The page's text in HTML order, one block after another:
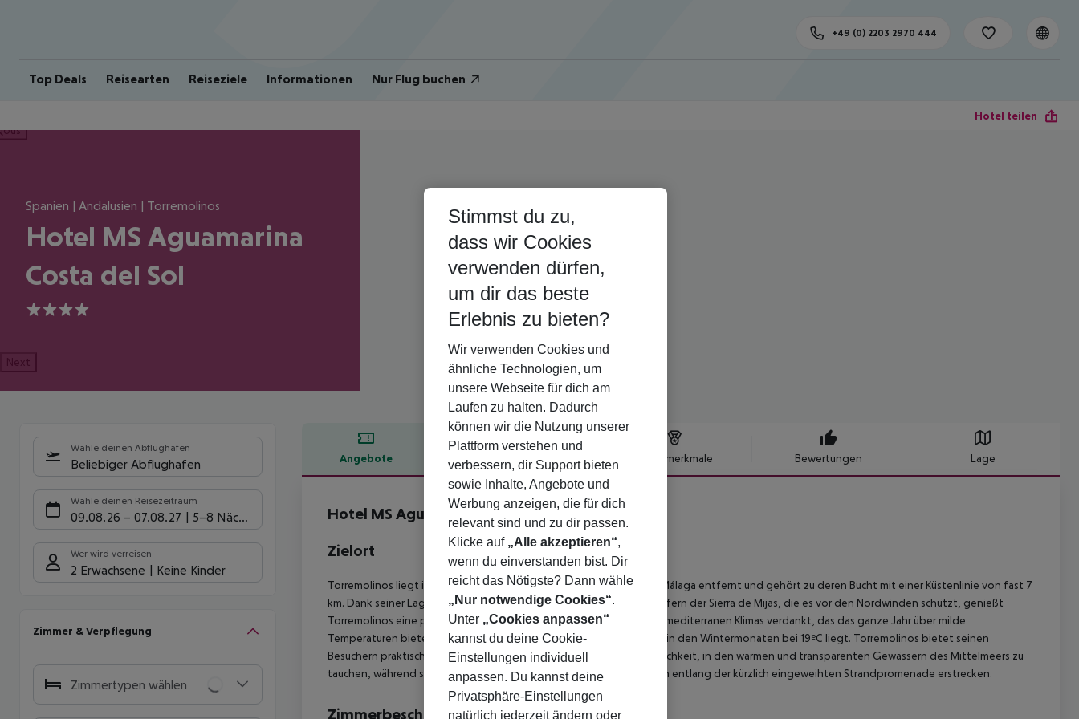
Top Deals Reisearten Reiseziele Informationen Nur Flug buchen
+49 (0) 2203 2970 444
Hotel teilen
Spanien | Andalusien | Torremolinos
Hotel MS Aguamarina
Costa del Sol
4
Next
Wähle deinen Abflughafen
Beliebiger Abflughafen
Wähle deinen Reisezeitraum
09.08.26 – 07.08.27 5-8 Nächte
Wer wird verreisen
2 Erwachsene Keine Kinder
Zimmer & Verpflegung
Zimmertypen wählen
Angebote Hotelbeschreibung Hotelmerkmale Bewertungen Lage
Hotelbeschreibung
Hotel MS Aguamarina Costa del Sol
4
Zielort
Torremolinos liegt im Herzen der Costa del Sol, 2 km von der Stadt Málaga entfernt und gehört zu deren Bucht mit einer Küstenlinie von fast 7
km. Dank seiner Lage zwischen der Bucht von Málaga und den Ausläufern der Sierra de Mijas, die es vor den Nordwinden schützt, genießt
Torremolinos eine privilegierte Lage, der es die Güte seines typisch mediterranen Klimas verdankt, das das ganze Jahr über milde
Temperaturen bietet, wobei die durchschnittliche Tagestemperatur in den Wintermonaten bei 19ºC liegt. Torremolinos bietet seinen
Besuchern praktisch während der zwölf Monate des Jahres die Möglichkeit, in den warmen und transparenten Gewässern des Mittelmeers zu
tauchen, während sie die Ausstattung der Strände genießen, die sich entlang der kürzlich eingeweihten Strandpromenade erstrecken.
Zimmerbeschreibung
Stimmst du zu,
dass wir Cookies
verwenden dürfen,
um dir das beste
Erlebnis zu bieten?
Wir verwenden Cookies und
ähnliche Technologien, um
unsere Webseite für dich am
Laufen zu halten. Dadurch
können wir die Nutzung unserer
Plattform verstehen und
verbessern, dir Support bieten
sowie Inhalte, Angebote und
Werbung anzeigen, die für dich
relevant sind und zu dir passen.
Klicke auf „Alle akzeptieren“,
wenn du einverstanden bist. Dir
reicht das Nötigste? Dann wähle
„Nur notwendige Cookies“.
Unter „Cookies anpassen“
kannst du deine Cookie-
Einstellungen individuell
anpassen. Du kannst deine
Privatsphäre-Einstellungen
natürlich jederzeit ändern oder